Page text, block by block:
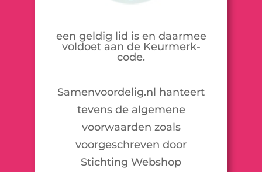
een geldig lid is en daarmee
voldoet aan de Keurmerk-
code.
Samenvoordelig.nl hanteert
tevens de algemene
voorwaarden zoals
voorgeschreven door
Stichting Webshop